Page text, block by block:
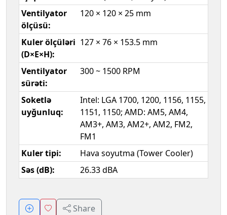
Ventilyator
ölçüsü:
120 × 120 × 25 mm
Kuler ölçüləri
(D×E×H):
127 × 76 × 153.5 mm
Ventilyator
sürəti:
300 ~ 1500 RPM
Soketlə
uyğunluq:
Intel: LGA 1700, 1200, 1156, 1155,
1151, 1150; AMD: AM5, AM4,
AM3+, AM3, AM2+, AM2, FM2,
FM1
Kuler tipi:
Hava soyutma (Tower Cooler)
Səs (dB):
26.33 dBA
Share